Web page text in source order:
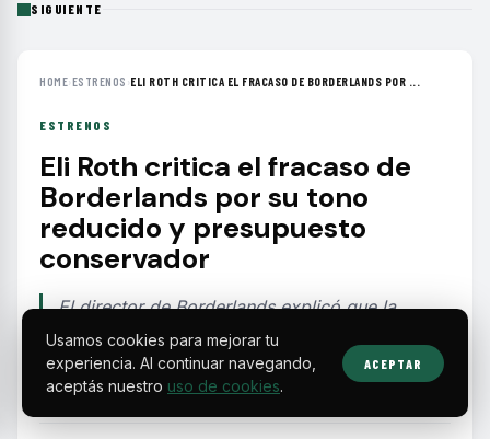
SIGUIENTE
HOME›ESTRENOS ›ELI ROTH CRITICA EL FRACASO DE BORDERLANDS POR ...
ESTRENOS
Eli Roth critica el fracaso de
Borderlands por su tono
reducido y presupuesto
conservador
El director de Borderlands explicó que la
película perdió esencia al limitar la violencia
para alcanzar un público más amplio, lo que
alejó a los fans del videojuego.
Usamos cookies para mejorar tu
experiencia. Al continuar navegando,
aceptás nuestro uso de cookies.
ACEPTAR